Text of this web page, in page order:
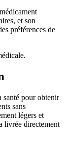
et son
préférences de
santé pour obtenir
sans
légers et
livrée directement